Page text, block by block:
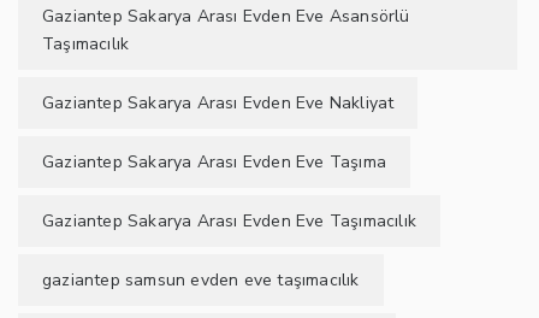
Gaziantep Sakarya Arası Evden Eve Asansörlü
Taşımacılık
Gaziantep Sakarya Arası Evden Eve Nakliyat
Gaziantep Sakarya Arası Evden Eve Taşıma
Gaziantep Sakarya Arası Evden Eve Taşımacılık
gaziantep samsun evden eve taşımacılık